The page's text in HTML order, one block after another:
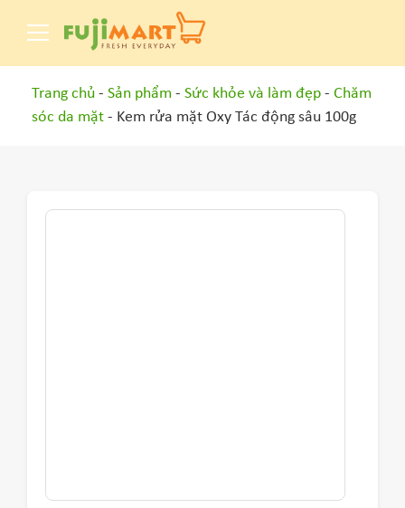
Trang chủ - Sản phẩm - Sức khỏe và làm đẹp - Chăm
sóc da mặt - Kem rửa mặt Oxy Tác động sâu 100g